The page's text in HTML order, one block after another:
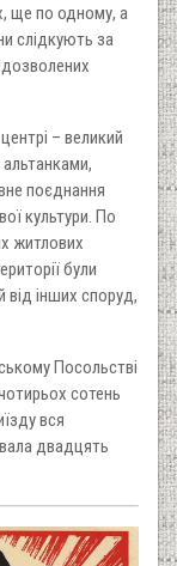
ще по одному, а
слідкують за
– великий
альтанками,
поєднання
культури. По
житлових
були
від інших споруд,
Посольстві
сотень
вся
двадцять